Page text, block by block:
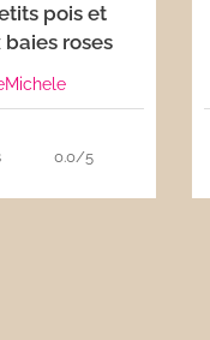
Boissons
pois et
roses
0.0/5